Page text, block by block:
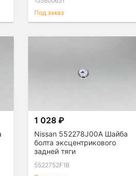
Под заказ
1 028 ₽
Nissan 552278J00A Шайба
болта эксцентрикового
задней тяги
5522752F1B